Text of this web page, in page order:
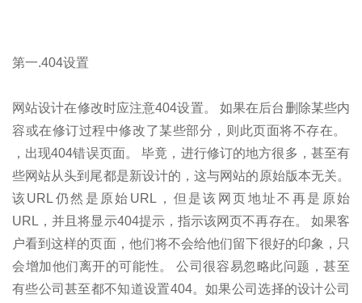
第一.404设置
网站设计在修改时应注意404设置。 如果在后台删除某些内
容或在修订过程中修改了某些部分，则此页面将不存在。
，出现404错误页面。 毕竟，进行修订的地方很多，甚至有
些网站从头到尾都是新设计的，这与网站的原始版本无关。
该URL仍然是原始URL，但是该网页地址不再是原始
URL，并且将显示404提示，指示该网页不再存在。 如果客
户看到这样的页面，他们将不会给他们留下很好的印象，只
会增加他们离开的可能性。 公司很容易忽略此问题，甚至
有些公司甚至都不知道设置404。如果公司选择的设计公司